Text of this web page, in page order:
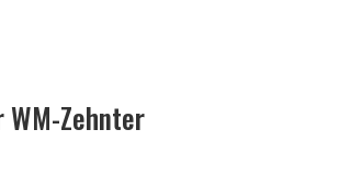
Zehnter